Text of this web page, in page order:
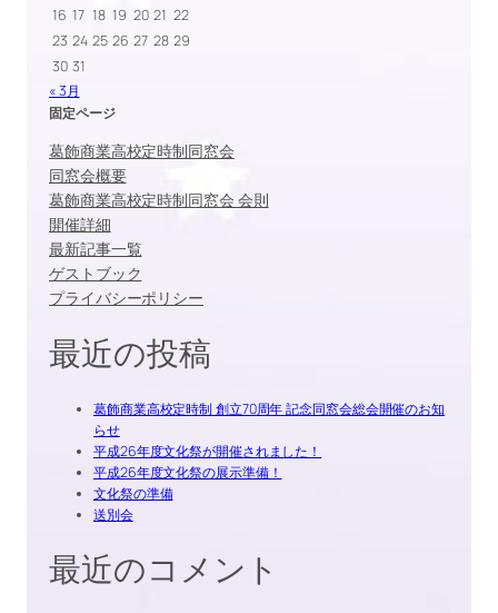
16 17 18 19 20 21 22
23 24 25 26 27 28 29
30 31
« 3月
固定ページ
葛飾商業高校定時制同窓会
同窓会概要
葛飾商業高校定時制同窓会 会則
開催詳細
最新記事一覧
ゲストブック
プライバシーポリシー
最近の投稿
葛飾商業高校定時制 創立70周年 記念同窓会総会開催のお知
らせ
平成26年度文化祭が開催されました！
平成26年度文化祭の展示準備！
文化祭の準備
送別会
最近のコメント